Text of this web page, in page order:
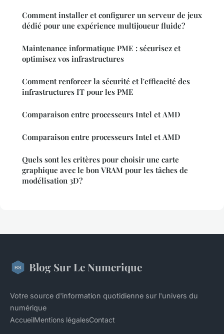
Comment installer et configurer un serveur de jeux
dédié pour une expérience multijoueur fluide?
Maintenance informatique PME : sécurisez et
optimisez vos infrastructures
Comment renforcer la sécurité et l'efficacité des
infrastructures IT pour les PME
Comparaison entre processeurs Intel et AMD
Comparaison entre processeurs Intel et AMD
Quels sont les critères pour choisir une carte
graphique avec le bon VRAM pour les tâches de
modélisation 3D?
Blog Sur Le Numerique
Votre source d'information quotidienne sur l'univers du
numérique
AccueilMentions légalesContact